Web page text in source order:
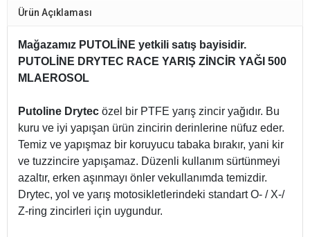
Ürün Açıklaması
Mağazamız PUTOLİNE yetkili satış bayisidir.
PUTOLİNE DRYTEC RACE YARIŞ ZİNCİR YAĞI 500
MLAEROSOL
Putoline Drytec özel bir PTFE yarış zincir yağıdır. Bu
kuru ve iyi yapışan ürün zincirin derinlerine nüfuz eder.
Temiz ve yapışmaz bir koruyucu tabaka bırakır, yani kir
ve tuzzincire yapışamaz. Düzenli kullanım sürtünmeyi
azaltır, erken aşınmayı önler vekullanımda temizdir.
Drytec, yol ve yarış motosikletlerindeki standart O- / X-/
Z-ring zincirleri için uygundur.